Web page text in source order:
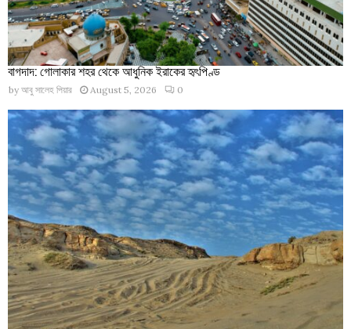
বাগদাদ: গোলাকার শহর থেকে আধুনিক ইরাকের হৃৎপিণ্ড
by আবু সালেহ পিয়ার August 5, 2026 0